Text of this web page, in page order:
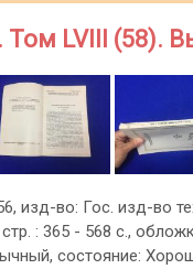
LVIII (58).
изд-во: Гос. изд-во
: 365 - 568 с.,
состояние: